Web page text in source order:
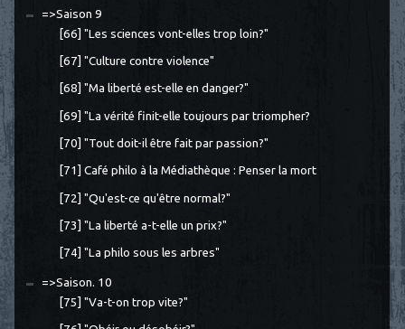
=>Saison 9
[66] "Les sciences vont-elles trop loin?"
[67] "Culture contre violence"
[68] "Ma liberté est-elle en danger?"
[69] "La vérité finit-elle toujours par triompher?
[70] "Tout doit-il être fait par passion?"
[71] Café philo à la Médiathèque : Penser la mort
[72] "Qu'est-ce qu'être normal?"
[73] "La liberté a-t-elle un prix?"
[74] "La philo sous les arbres"
=>Saison. 10
[75] "Va-t-on trop vite?"